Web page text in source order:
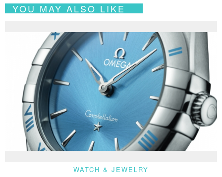
YOU MAY ALSO LIKE
WATCH & JEWELRY